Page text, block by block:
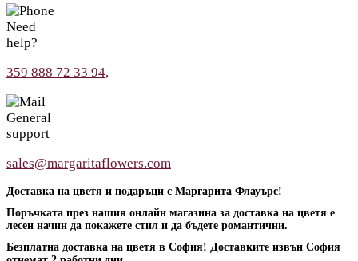
Need
help?
359 888 72 33 94,
General
support
sales@margaritaflowers.com
Доставка на цветя и подаръци с Маргарита Флауърс!
Поръчката през нашия онлайн магазина за доставка на цветя е
лесен начин да покажете стил и да бъдете романтични.
Безплатна доставка на цветя в София! Доставките извън София